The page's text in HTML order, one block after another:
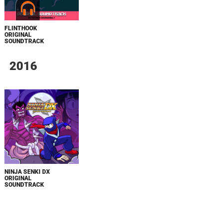
FLINTHOOK
ORIGINAL
SOUNDTRACK
2016
NINJA SENKI DX
ORIGINAL
SOUNDTRACK